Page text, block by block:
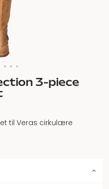
3-piece
til Veras cirkulære